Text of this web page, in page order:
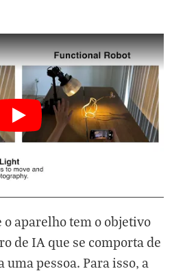
aparelho tem o objetivo
de IA que se comporta de
pessoa. Para isso, a